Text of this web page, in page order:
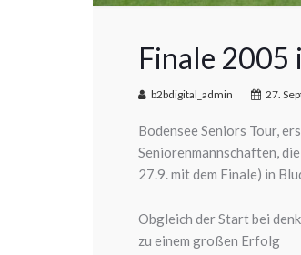
Finale 2005
b2bdigital_admin 27.
Bodensee Seniors Tour,
Seniorenmannschaften,
27.9. mit dem Finale) in
Obgleich der Start bei
zu einem großen Erfolg